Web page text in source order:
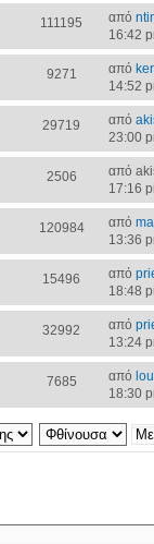
111195 από
16:42
9271 από
14:52
29719 από
23:00
2506
από
17:16
120984 από
13:36
15496 από
18:48
32992 από
13:24
7685 από
18:30